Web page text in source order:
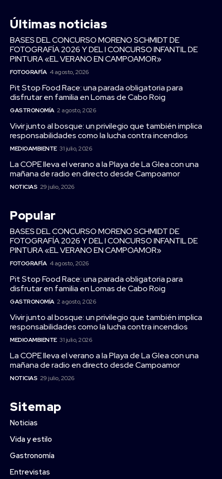
Últimas noticias
BASES DEL CONCURSO MORENO SCHMIDT DE
FOTOGRAFÍA 2026 Y DEL I CONCURSO INFANTIL DE
PINTURA «EL VERANO EN CAMPOAMOR»
FOTOGRAFÍA 4 agosto, 2026
Pit Stop Food Race: una parada obligatoria para
disfrutar en familia en Lomas de Cabo Roig
GASTRONOMÍA 2 agosto, 2026
Vivir junto al bosque: un privilegio que también implica
responsabilidades como la lucha contra incendios
MEDIOAMBIENTE 31 julio, 2026
La COPE lleva el verano a la Playa de La Glea con una
mañana de radio en directo desde Campoamor
NOTICIAS 29 julio, 2026
Popular
BASES DEL CONCURSO MORENO SCHMIDT DE
FOTOGRAFÍA 2026 Y DEL I CONCURSO INFANTIL DE
PINTURA «EL VERANO EN CAMPOAMOR»
FOTOGRAFÍA 4 agosto, 2026
Pit Stop Food Race: una parada obligatoria para
disfrutar en familia en Lomas de Cabo Roig
GASTRONOMÍA 2 agosto, 2026
Vivir junto al bosque: un privilegio que también implica
responsabilidades como la lucha contra incendios
MEDIOAMBIENTE 31 julio, 2026
La COPE lleva el verano a la Playa de La Glea con una
mañana de radio en directo desde Campoamor
NOTICIAS 29 julio, 2026
Sitemap
Noticias
Vida y estilo
Gastronomía
Entrevistas